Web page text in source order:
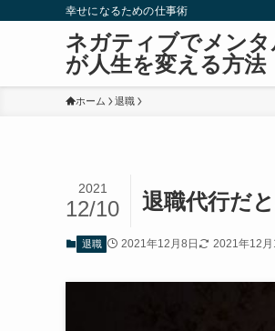
幸せになるための仕事術
ネガティブでメンタ
が人生を変える方法
ホーム 退職
退職代行だ
2021
12/10
退職 2021年12月8日 2021年12月